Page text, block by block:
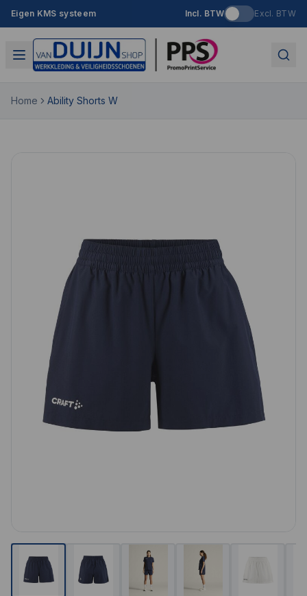
Eigen KMS systeem Incl. BTW Excl. BTW
Home Ability Shorts W